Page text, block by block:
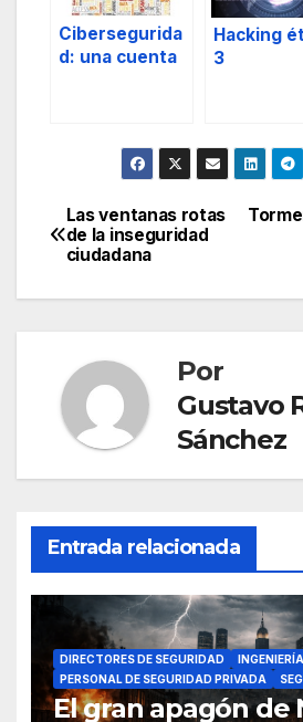
Cibersegurida
d: una cuenta
Hacking
3
Navegación
de
Las ventanas rotas
de la inseguridad
ciudadana
Por
Gustavo
Sánchez
Entrada relacionada
DIRECTORES DE SEGURIDAD
PERSONAL DE SEGURIDAD PRIVADA
El gran apagón de